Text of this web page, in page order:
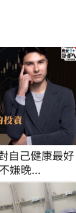
自己健康最好
嫌晚...